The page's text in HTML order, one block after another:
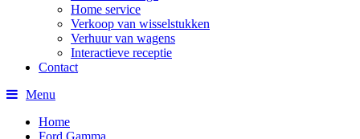
Home service
Verkoop van wisselstukken
Verhuur van wagens
Interactieve receptie
Contact
Menu
Home
Ford Gamma